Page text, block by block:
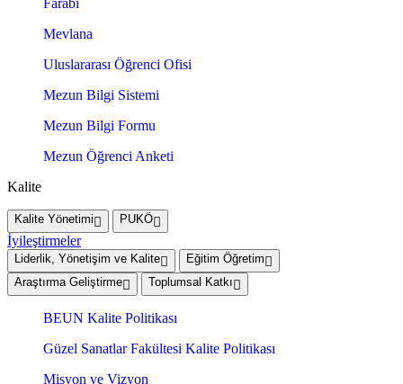
Farabi
Mevlana
Uluslararası Öğrenci Ofisi
Mezun Bilgi Sistemi
Mezun Bilgi Formu
Mezun Öğrenci Anketi
Kalite
Kalite Yönetimi PUKÖ
İyileştirmeler
Liderlik, Yönetişim ve Kalite
Eğitim Öğretim
Araştırma Geliştirme
Toplumsal Katkı
BEUN Kalite Politikası
Güzel Sanatlar Fakültesi Kalite Politikası
Misyon ve Vizyon